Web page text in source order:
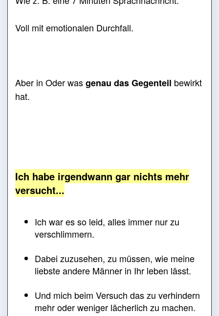
Voll mit emotionalen Durchfall.
Aber in Oder wasgenau das Gegenteil bewirkt
hat.
Ich habe irgendwann gar nichts mehr
versucht...
Ich war es so leid, alles immer nur zu
verschlimmern.
Dabei zuzusehen, zu müssen, wie meine
liebste andere Männer in Ihr leben lässt.
Und mich beim Versuch das zu verhindern
mehr oder weniger lächerlich zu machen.